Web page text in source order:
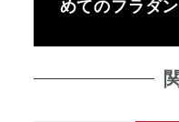
めてのフラダン